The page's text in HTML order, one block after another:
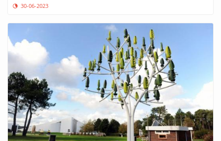
30-06-2023